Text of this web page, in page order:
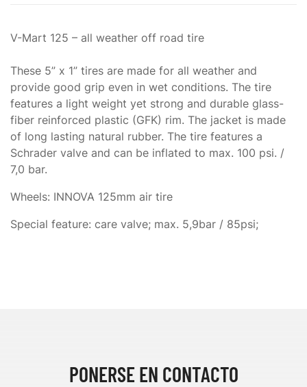
V-Mart 125 – all weather off road tire
These 5” x 1” tires are made for all weather and
provide good grip even in wet conditions. The tire
features a light weight yet strong and durable glass-
fiber reinforced plastic (GFK) rim. The jacket is made
of long lasting natural rubber. The tire features a
Schrader valve and can be inflated to max. 100 psi. /
7,0 bar.
Wheels: INNOVA 125mm air tire
Special feature: care valve; max. 5,9bar / 85psi;
PONERSE EN CONTACTO